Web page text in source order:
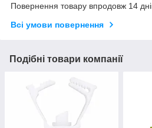
Повернення товару впродовж 14
Всі умови повернення
Подібні товари компанії